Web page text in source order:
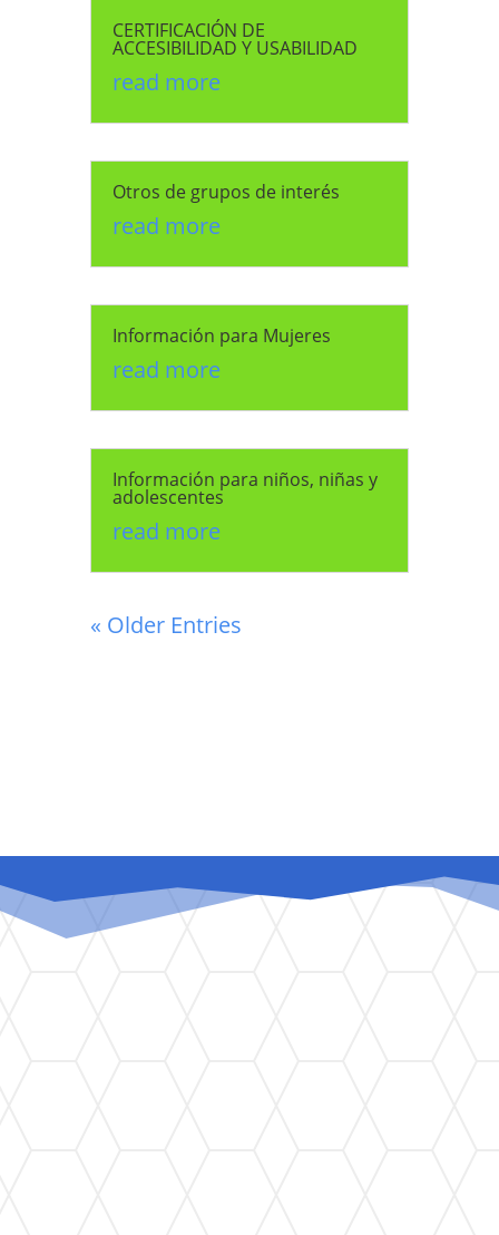
CERTIFICACIÓN DE
ACCESIBILIDAD Y USABILIDAD
read more
Otros de grupos de interés
read more
Información para Mujeres
read more
Información para niños, niñas y
adolescentes
read more
« Older Entries